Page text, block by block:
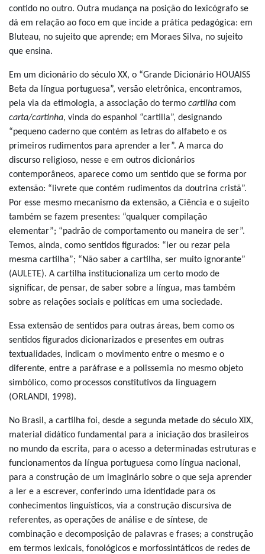
contido no outro. Outra mudança na posição do lexicógrafo se
dá em relação ao foco em que incide a prática pedagógica: em
Bluteau, no sujeito que aprende; em Moraes Silva, no sujeito
que ensina.
Em um dicionário do século XX, o “Grande Dicionário HOUAISS
Beta da língua portuguesa”, versão eletrônica, encontramos,
pela via da etimologia, a associação do termo cartilha com
carta/cartinha, vinda do espanhol “cartilla”, designando
“pequeno caderno que contém as letras do alfabeto e os
primeiros rudimentos para aprender a ler”. A marca do
discurso religioso, nesse e em outros dicionários
contemporâneos, aparece como um sentido que se forma por
extensão: “livrete que contém rudimentos da doutrina cristã”.
Por esse mesmo mecanismo da extensão, a Ciência e o sujeito
também se fazem presentes: “qualquer compilação
elementar”; “padrão de comportamento ou maneira de ser”.
Temos, ainda, como sentidos figurados: “ler ou rezar pela
mesma cartilha”; “Não saber a cartilha, ser muito ignorante”
(AULETE). A cartilha institucionaliza um certo modo de
significar, de pensar, de saber sobre a língua, mas também
sobre as relações sociais e políticas em uma sociedade.
Essa extensão de sentidos para outras áreas, bem como os
sentidos figurados dicionarizados e presentes em outras
textualidades, indicam o movimento entre o mesmo e o
diferente, entre a paráfrase e a polissemia no mesmo objeto
simbólico, como processos constitutivos da linguagem
(ORLANDI, 1998).
No Brasil, a cartilha foi, desde a segunda metade do século XIX,
material didático fundamental para a iniciação dos brasileiros
no mundo da escrita, para o acesso a determinadas estruturas e
funcionamentos da língua portuguesa como língua nacional,
para a construção de um imaginário sobre o que seja aprender
a ler e a escrever, conferindo uma identidade para os
conhecimentos linguísticos, via a construção discursiva de
referentes, as operações de análise e de síntese, de
combinação e decomposição de palavras e frases; a construção
em termos lexicais, fonológicos e morfossintáticos de redes de